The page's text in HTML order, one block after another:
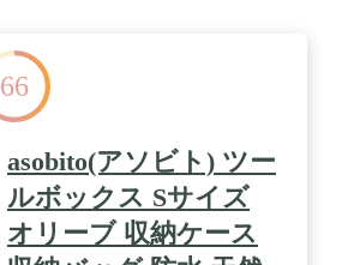
66
asobito(アソビト) ツー
ルボックス Sサイズ
オリーブ 収納ケース